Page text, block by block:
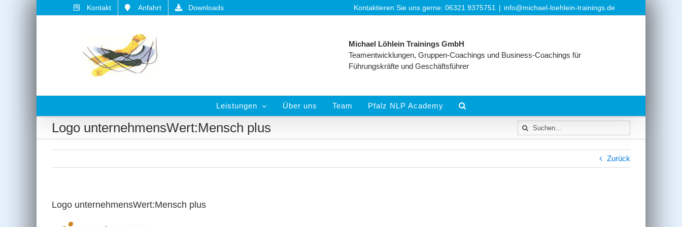
Kontakt Anfahrt Downloads Kontaktieren Sie uns gerne: 06321 9375751 | info@michael-loehlein-trainings.de
Michael Löhlein Trainings GmbH
Teamentwicklungen, Gruppen-Coachings und Business-Coachings für
Führungskräfte und Geschäftsführer
Leistungen Über uns Team Pfalz NLP Academy
Logo unternehmensWert:Mensch plus
Suche
nach:
Zurück
Logo unternehmensWert:Mensch plus